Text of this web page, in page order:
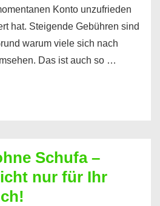
Konto unzufrieden
hat. Steigende Gebühren sind
warum viele sich nach
Das ist auch so …
Schufa –
nur für Ihr